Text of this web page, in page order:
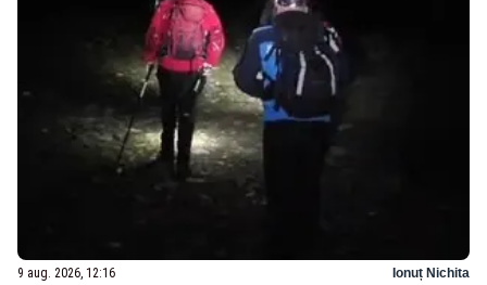
9 aug. 2026, 12:16 Ionuț Nichita